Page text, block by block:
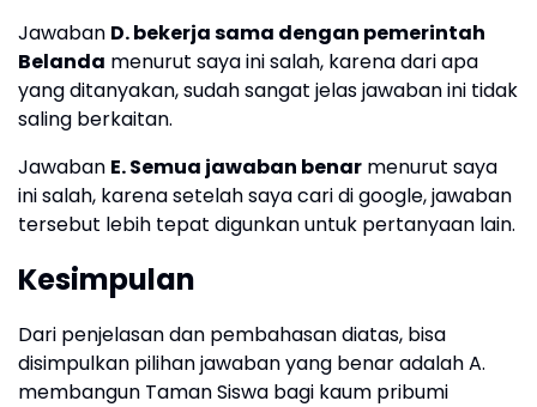
Jawaban D. bekerja sama dengan pemerintah
Belanda menurut saya ini salah, karena dari apa
yang ditanyakan, sudah sangat jelas jawaban ini tidak
saling berkaitan.
Jawaban E. Semua jawaban benar menurut saya
ini salah, karena setelah saya cari di google, jawaban
tersebut lebih tepat digunkan untuk pertanyaan lain.
Kesimpulan
Dari penjelasan dan pembahasan diatas, bisa
disimpulkan pilihan jawaban yang benar adalah A.
membangun Taman Siswa bagi kaum pribumi